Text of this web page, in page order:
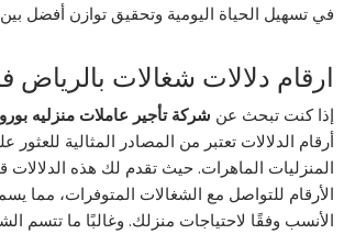
في تسهيل الحياة اليومية وتحقيق توازن أفضل
ارقام دلالات شغالات بالرياض
إذا كنت تبحث عن شركة تأجير عاملات منزليه
أرقام الدلالات تعتبر من المصادر المثالية للعثور
المنزليات الماهرات. حيث تقدم لك هذه الدلالات
الأرقام للتواصل مع الشغالات المتوفرات، مما
الأنسب وفقًا لاحتياجات منزلك. وغالبًا ما تتسم